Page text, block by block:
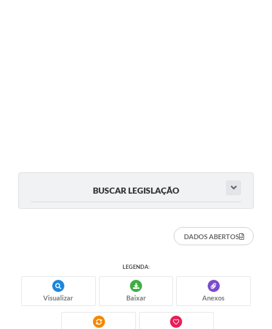
BUSCAR LEGISLAÇÃO
DADOS ABERTOS
LEGENDA:
Visualizar Baixar Anexos